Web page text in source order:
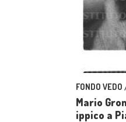
FONDO
Mario
ippico a